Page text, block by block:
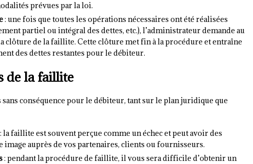
prévues par la loi.
: une fois que toutes les opérations nécessaires ont été réalisées
partiel ou intégral des dettes, etc.), l’administrateur demande au
clôture de la faillite. Cette clôture met fin à la procédure et entraîne
des dettes restantes pour le débiteur.
de la faillite
conséquence pour le débiteur, tant sur le plan juridique que
la faillite est souvent perçue comme un échec et peut avoir des
auprès de vos partenaires, clients ou fournisseurs.
: pendant la procédure de faillite, il vous sera difficile d’obtenir un